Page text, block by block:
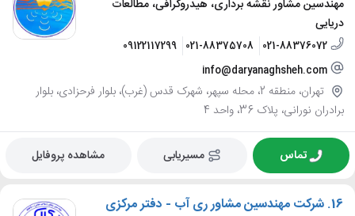
مهندسین مشاور نقشه برداری، هیدروگرافی، مطالعات
دریایی
021-88376072
021-88375708
09122117299
info@daryanaghsheh.com
تهران، منطقه 2، محله سپهر، شهرک قدس (غرب)، بلوار فرحزادی، بلوار
برادران نورانی، پلاک 36، واحد 4
تماس مسیریابی مشاهده پروفایل
16. شرکت مهندسین مشاور ری آب - دفتر مرکزی